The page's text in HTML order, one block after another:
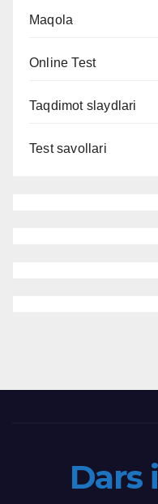
Maqola
Online Test
Taqdimot slaydlari
Test savollari
Dars